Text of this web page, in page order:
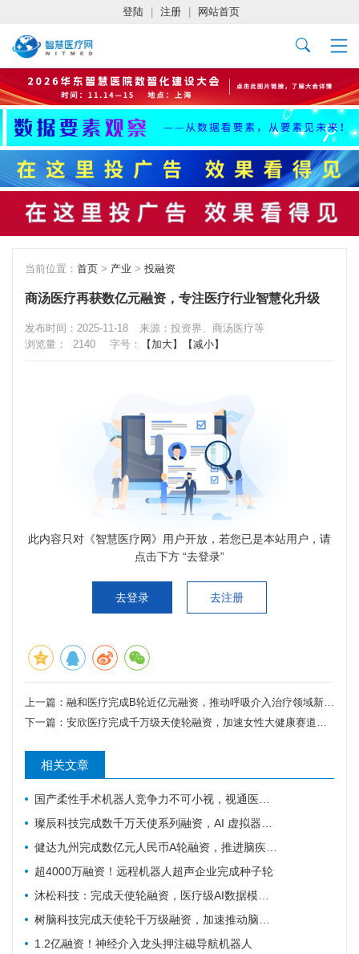
登陆 注册 网站首页
当前位置： 首页 > 产业 > 投融资
商汤医疗再获数亿元融资，专注医疗行业智慧化升级
发布时间：2025-11-18
来源：投资界、商汤医疗等
浏览量：
2140 字号： 【加大】 【减小】
此内容只对《智慧医疗网》用户开放，若您已是本站用户，请
点击下方 “去登录”
去登录 去注册
上一篇： 融和医疗完成B轮近亿元融资，推动呼吸介入治疗领域新纪元
下一篇： 安欣医疗完成千万级天使轮融资，加速女性大健康赛道产业布局
相关文章
国产柔性手术机器人竞争力不可小视，视通医疗再获一轮融资
璨辰科技完成数千万天使系列融资，AI 虚拟器官仿真平台加速落地
健达九州完成数亿元人民币A轮融资，推进脑疾病的精准疗法加速上市
超4000万融资！远程机器人超声企业完成种子轮
沐松科技：完成天使轮融资，医疗级AI数据模型引擎布局具身智能医疗场景数据集
树脑科技完成天使轮千万级融资，加速推动脑机接口与脑磁图技术国产化普及
1.2亿融资！神经介入龙头押注磁导航机器人